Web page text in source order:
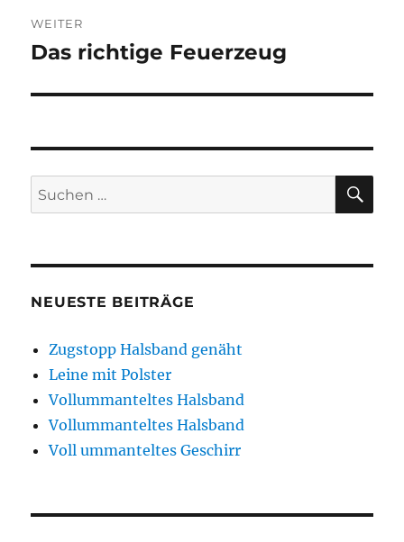
WEITER
Nächster
Das richtige Feuerzeug
Suchen
nach:
NEUESTE BEITRÄGE
Zugstopp Halsband genäht
Leine mit Polster
Vollummanteltes Halsband
Vollummanteltes Halsband
Voll ummanteltes Geschirr